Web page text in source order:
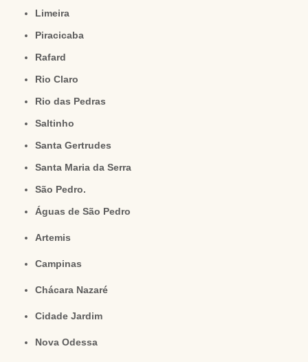
Limeira
Piracicaba
Rafard
Rio Claro
Rio das Pedras
Saltinho
Santa Gertrudes
Santa Maria da Serra
São Pedro.
Águas de São Pedro
Artemis
Campinas
Chácara Nazaré
Cidade Jardim
Nova Odessa